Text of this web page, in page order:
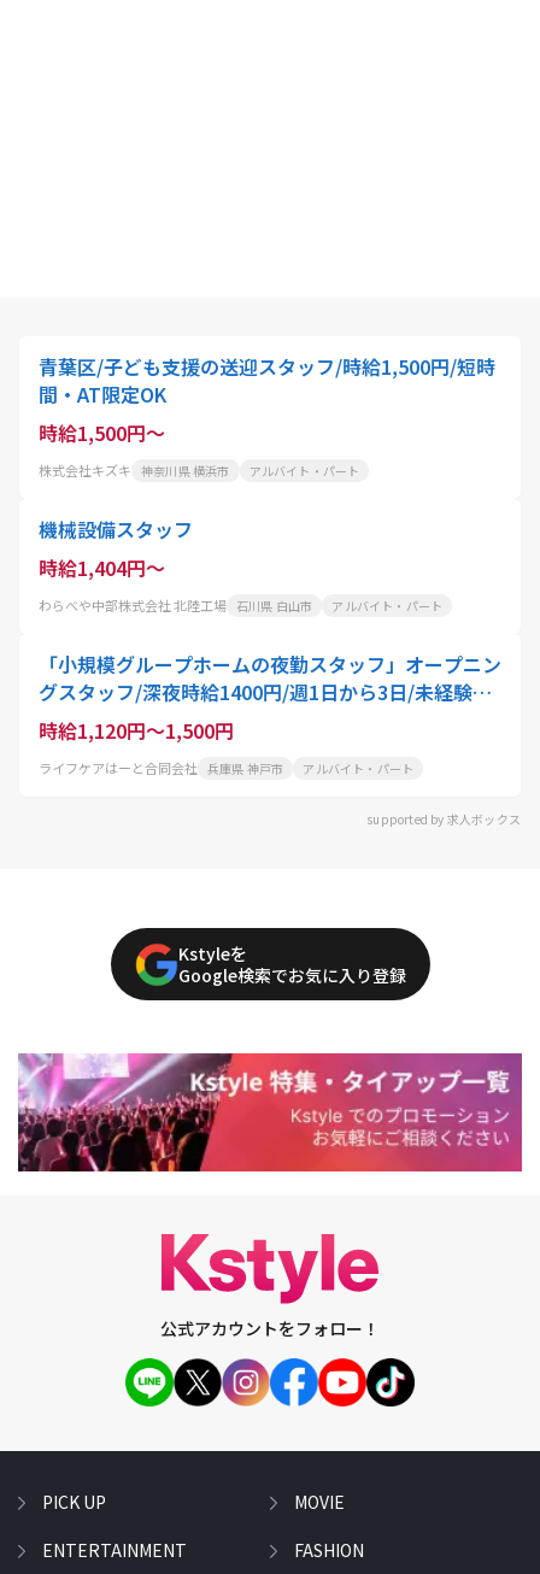
青葉区/子ども支援の送迎スタッフ/時給1,500円/短時
間・AT限定OK
時給1,500円～
株式会社キズキ 神奈川県 横浜市 アルバイト・パート
機械設備スタッフ
時給1,404円～
わらべや中部株式会社 北陸工場 石川県 白山市 アルバイト・パート
「小規模グループホームの夜勤スタッフ」オープニン
グスタッフ/深夜時給1400円/週1日から3日/未経験・
無資格OK
時給1,120円～1,500円
ライフケアはーと合同会社 兵庫県 神戸市 アルバイト・パート
supported by 求人ボックス
Kstyleを
Google検索でお気に入り登録
公式アカウントをフォロー！
PICK UP
ENTERTAINMENT
MOVIE
FASHION